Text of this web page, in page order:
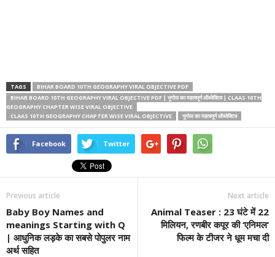
TAGS
BIHAR BOARD 10TH GEOGRAPHY VIRAL OBJECTIVE PDF
BIHAR BOARD 10TH GEOGRAPHY VIRAL OBJECTIVE PDF | भूगोल का महत्वपूर्ण ऑब्जेक्टिव | CLAAS 10TH
GEOGRAPHY CHAPTER WISE VIRAL OBJECTIVE
CLAAS 10TH GEOGRAPHY CHAPTER WISE VIRAL OBJECTIVE
भूगोल का महत्वपूर्ण ऑब्जेक्टिव
Facebook Twitter
Previous article
Baby Boy Names and
meanings Starting with Q
| आधुनिक लड़के का सबसे पोपुलर नाम
अर्थ सहित
Next article
Animal Teaser : 23 घंटे में 22
मिलियन, रणबीर कपूर की ‘एनिमल’
फ‍िल्‍म के टीजर ने धूम मचा दी